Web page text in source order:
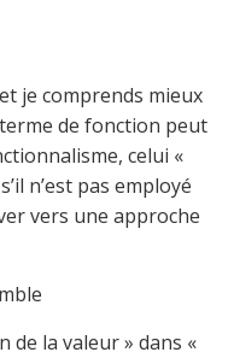
je comprends mieux
de fonction peut
celui «
n’est pas employé
vers une approche
de la valeur » dans «